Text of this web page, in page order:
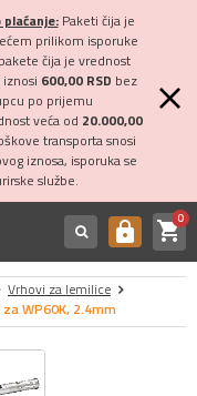
Paketi čija je
prilikom isporuke
čija je vrednost
600,00 RSD bez
po prijemu
veća od 20.000,00
transporta snosi
iznosa, isporuka se
službe.
https shopping_cart0
Vrhovi za lemilice
WP60K, 2.4mm